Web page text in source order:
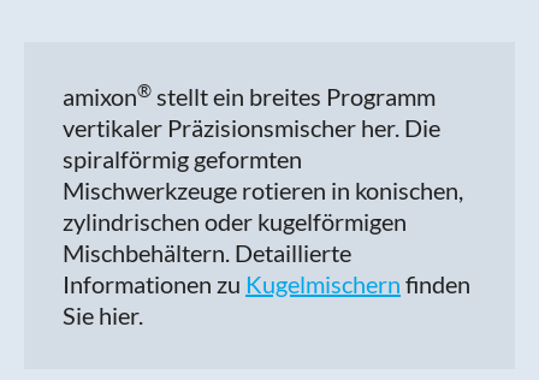
amixon® stellt ein breites Programm
vertikaler Präzisionsmischer her. Die
spiralförmig geformten
Mischwerkzeuge rotieren in konischen,
zylindrischen oder kugelförmigen
Mischbehältern. Detaillierte
Informationen zu Kugelmischern finden
Sie hier.